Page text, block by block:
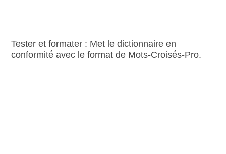
Tester et formater : Met le dictionnaire en
conformité avec le format de Mots‑Croisés‑Pro.